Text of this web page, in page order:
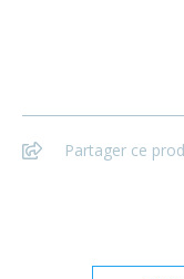
Partager ce